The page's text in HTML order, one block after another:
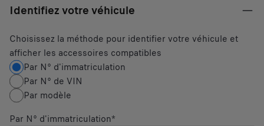
Identifiez votre véhicule
Choisissez la méthode pour identifier votre véhicule et
afficher les accessoires compatibles
Par N° d'immatriculation
Par modèle
Par N° de VIN
Par N° d'immatriculation*